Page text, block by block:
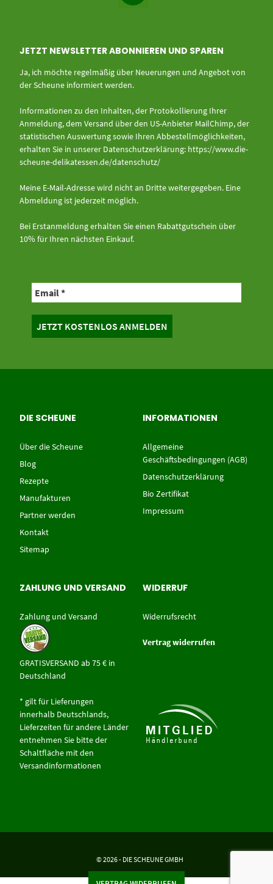
JETZT NEWSLETTER ABONNIEREN UND SPAREN
Ja, ich möchte regelmäßig über Neuerungen und Angebot von
der Scheune informiert werden.
Informationen zu den Inhalten, der Protokollierung Ihrer
Anmeldung, dem Versand über den US-Anbieter MailChimp, der
statistischen Auswertung sowie Ihren Abbestellmöglichkeiten,
erhalten Sie in unserer Datenschutzerklärung: https://www.die-
scheune-delikatessen.de/datenschutz/
Meine E-Mail-Adresse wird nicht an Dritte weitergegeben. Eine
Abmeldung ist jederzeit möglich.
Bei Erstanmeldung erhalten Sie einen Rabattgutschein über
10% für Ihren nächsten Einkauf.
DIE SCHEUNE
Über die Scheune
Blog
Rezepte
Manufakturen
Partner werden
Kontakt
Sitemap
INFORMATIONEN
Allgemeine
Geschäftsbedingungen (AGB)
Datenschutzerklärung
Bio Zertifikat
Impressum
ZAHLUNG UND VERSAND
Zahlung und Versand
GRATISVERSAND ab 75 € in
Deutschland
* gilt für Lieferungen
innerhalb Deutschlands,
Lieferzeiten für andere Länder
entnehmen Sie bitte der
Schaltfläche mit den
Versandinformationen
WIDERRUF
Widerrufsrecht
Vertrag widerrufen
© 2026 - DIE SCHEUNE GMBH